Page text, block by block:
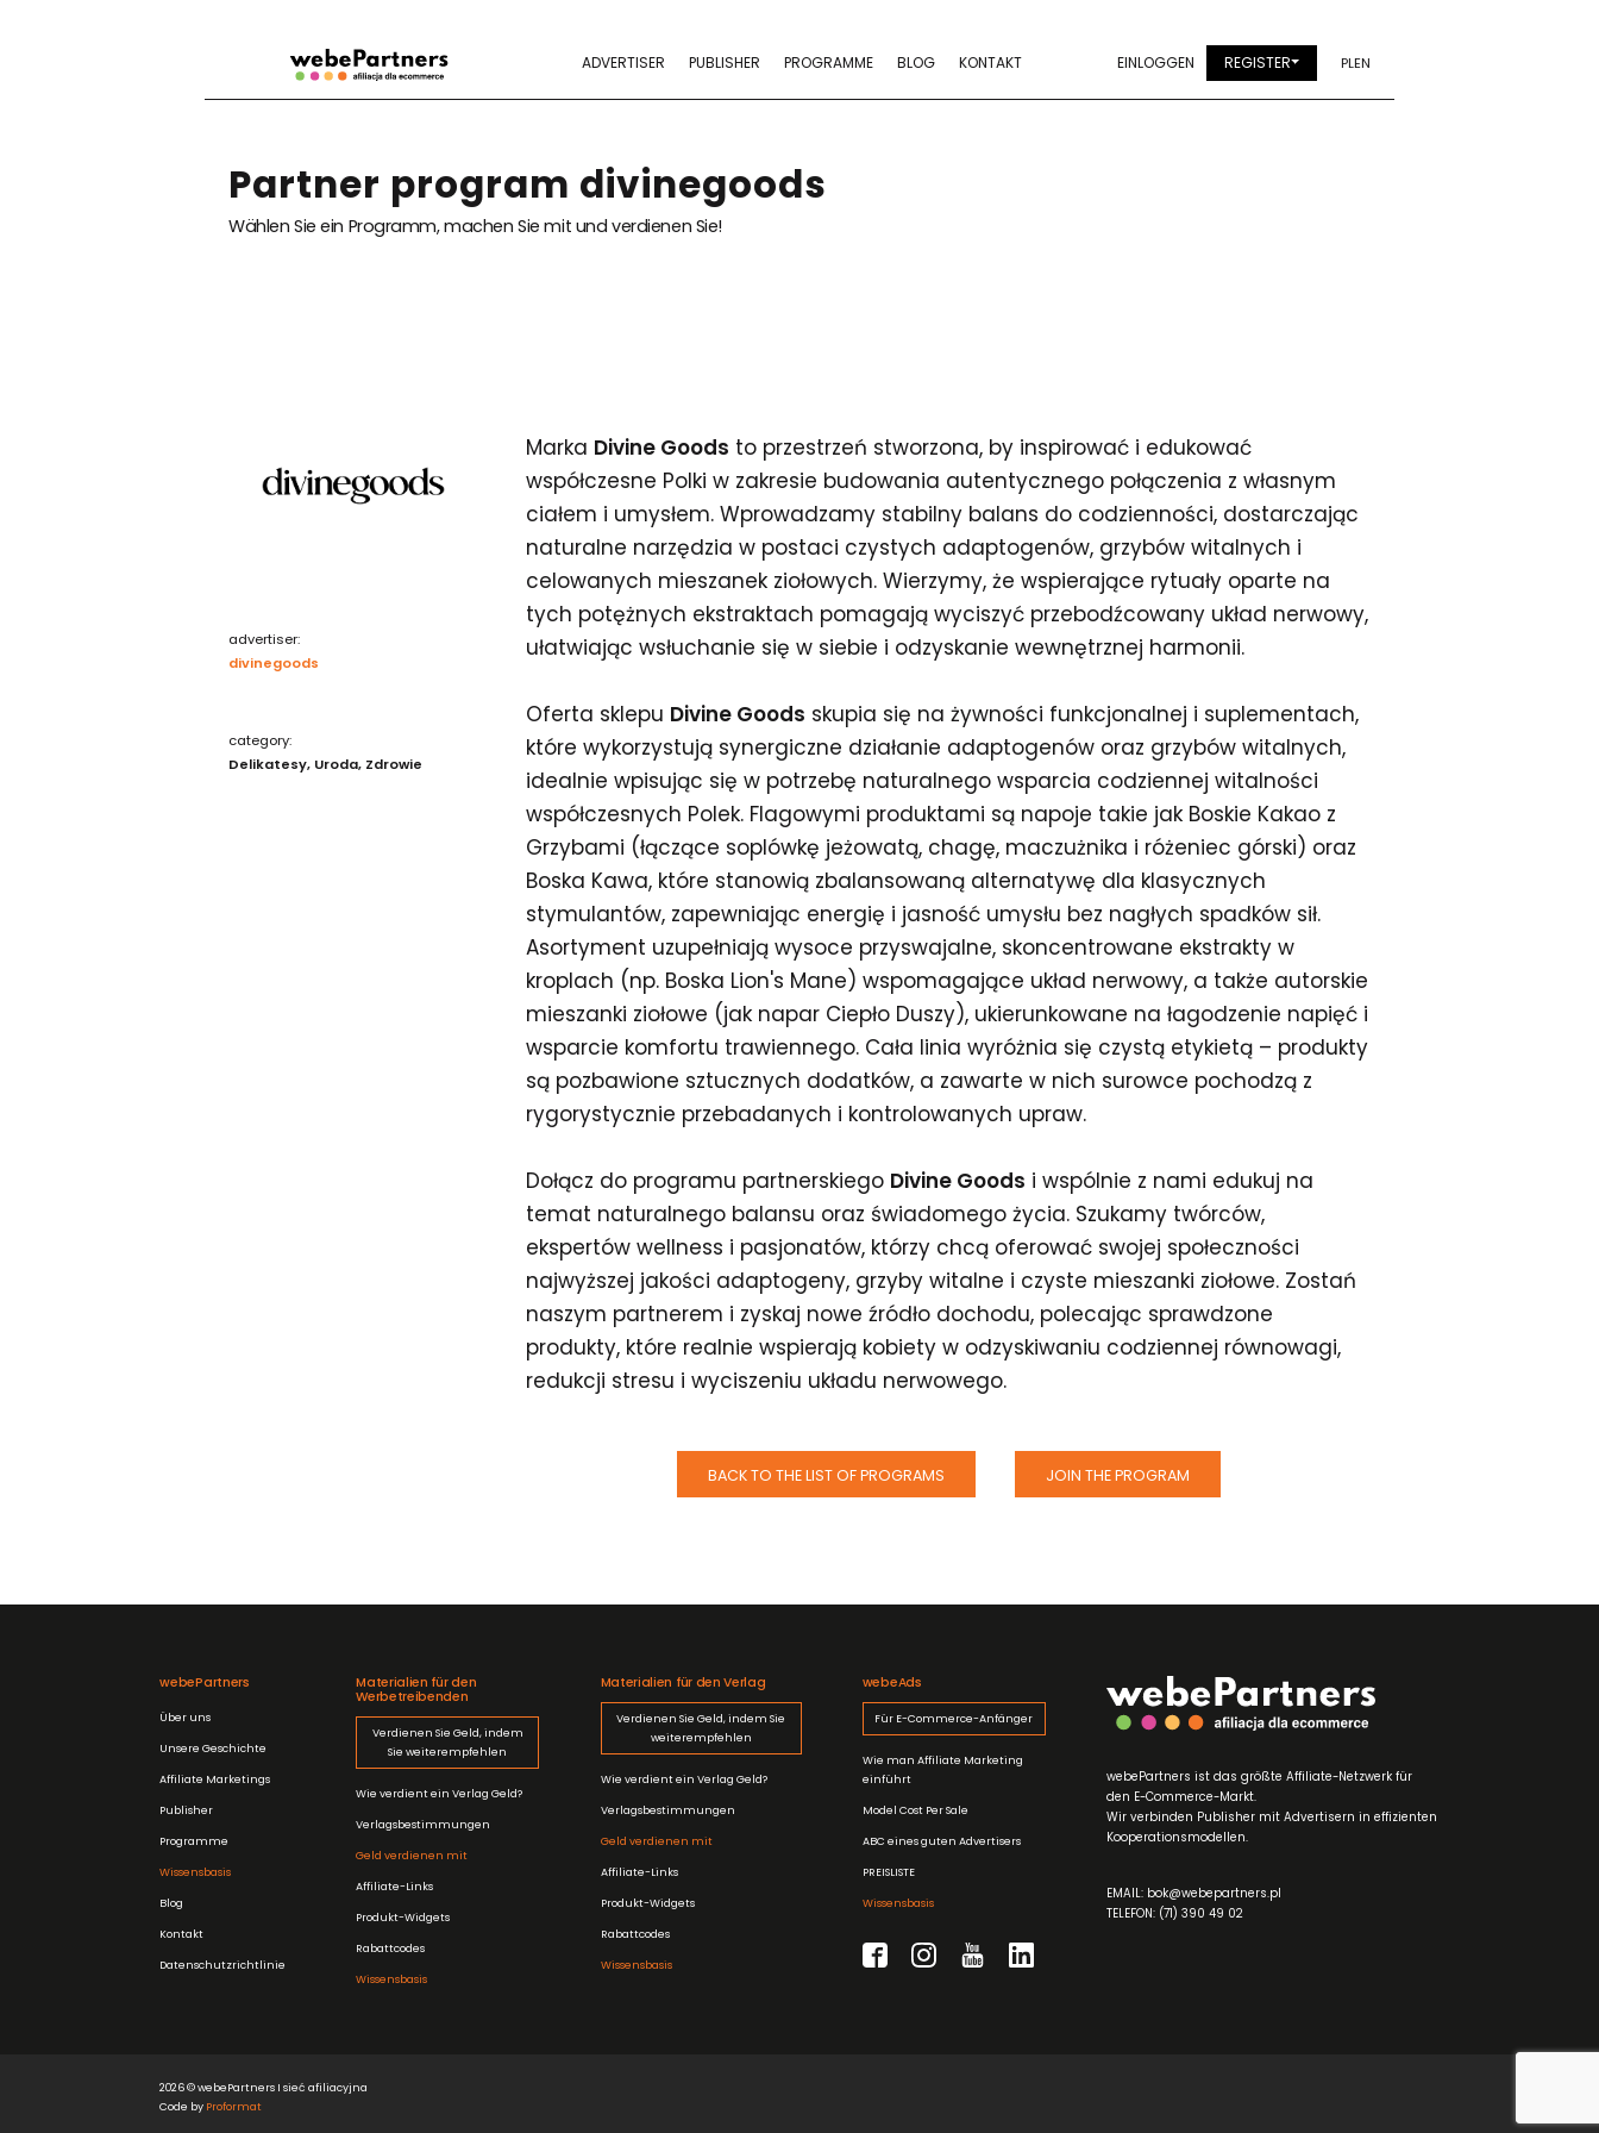
PLEN
EINLOGGEN REGISTER
ADVERTISER PUBLISHER PROGRAMME BLOG KONTAKT
Partner program divinegoods
Wählen Sie ein Programm, machen Sie mit und verdienen Sie!
advertiser:
divinegoods
category:
Delikatesy Uroda Zdrowie
Marka Divine Goods to przestrzeń stworzona, by inspirować i edukować
współczesne Polki w zakresie budowania autentycznego połączenia z własnym
ciałem i umysłem. Wprowadzamy stabilny balans do codzienności, dostarczając
naturalne narzędzia w postaci czystych adaptogenów, grzybów witalnych i
celowanych mieszanek ziołowych. Wierzymy, że wspierające rytuały oparte na
tych potężnych ekstraktach pomagają wyciszyć przebodźcowany układ nerwowy,
ułatwiając wsłuchanie się w siebie i odzyskanie wewnętrznej harmonii.
Oferta sklepu Divine Goods skupia się na żywności funkcjonalnej i suplementach,
które wykorzystują synergiczne działanie adaptogenów oraz grzybów witalnych,
idealnie wpisując się w potrzebę naturalnego wsparcia codziennej witalności
współczesnych Polek. Flagowymi produktami są napoje takie jak Boskie Kakao z
Grzybami (łączące soplówkę jeżowatą, chagę, maczużnika i różeniec górski) oraz
Boska Kawa, które stanowią zbalansowaną alternatywę dla klasycznych
stymulantów, zapewniając energię i jasność umysłu bez nagłych spadków sił.
Asortyment uzupełniają wysoce przyswajalne, skoncentrowane ekstrakty w
kroplach (np. Boska Lion's Mane) wspomagające układ nerwowy, a także autorskie
mieszanki ziołowe (jak napar Ciepło Duszy), ukierunkowane na łagodzenie napięć i
wsparcie komfortu trawiennego. Cała linia wyróżnia się czystą etykietą – produkty
są pozbawione sztucznych dodatków, a zawarte w nich surowce pochodzą z
rygorystycznie przebadanych i kontrolowanych upraw.
Dołącz do programu partnerskiego Divine Goods i wspólnie z nami edukuj na
temat naturalnego balansu oraz świadomego życia. Szukamy twórców,
ekspertów wellness i pasjonatów, którzy chcą oferować swojej społeczności
najwyższej jakości adaptogeny, grzyby witalne i czyste mieszanki ziołowe. Zostań
naszym partnerem i zyskaj nowe źródło dochodu, polecając sprawdzone
produkty, które realnie wspierają kobiety w odzyskiwaniu codziennej równowagi,
redukcji stresu i wyciszeniu układu nerwowego.
BACK TO THE LIST OF PROGRAMS JOIN THE PROGRAM
webePartners
Über uns
Unsere Geschichte
Affiliate Marketings
Publisher
Programme
Wissensbasis
Blog
Kontakt
Datenschutzrichtlinie
Materialien für den
Werbetreibenden
Verdienen Sie Geld, indem
Sie weiterempfehlen
Wie verdient ein Verlag Geld?
Verlagsbestimmungen
Geld verdienen mit
Affiliate-Links
Produkt-Widgets
Rabattcodes
Wissensbasis
Materialien für den Verlag
Verdienen Sie Geld, indem Sie
weiterempfehlen
Wie verdient ein Verlag Geld?
Verlagsbestimmungen
Geld verdienen mit
Affiliate-Links
Produkt-Widgets
Rabattcodes
Wissensbasis
webeAds
Für E-Commerce-Anfänger
Wie man Affiliate Marketing
einführt
Model Cost Per Sale
ABC eines guten Advertisers
PREISLISTE
Wissensbasis
webePartners ist das größte Affiliate-Netzwerk für
den E-Commerce-Markt.
Wir verbinden Publisher mit Advertisern in effizienten
Kooperationsmodellen.
EMAIL: bok@webepartners.pl
TELEFON: (71) 390 49 02
2026 © webePartners I sieć afiliacyjna
Code by Proformat